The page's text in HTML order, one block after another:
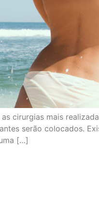
cirurgias mais
serão colocados.
[…]